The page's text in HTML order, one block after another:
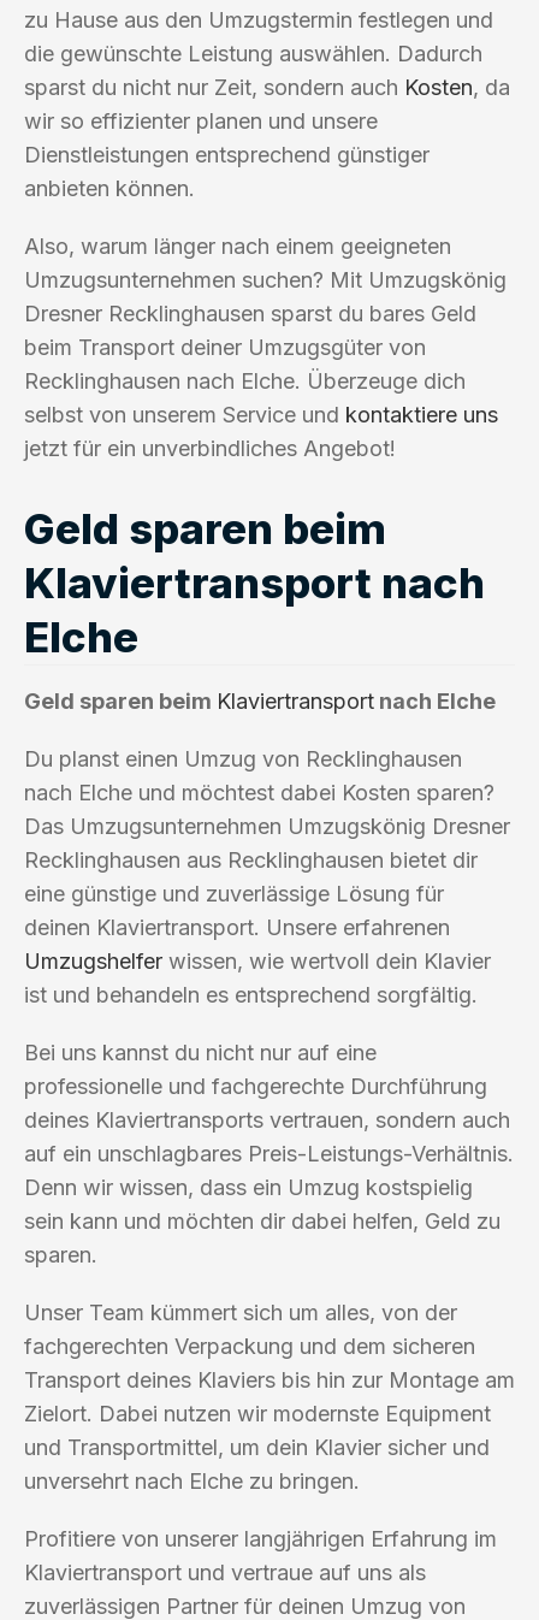
zu Hause aus den Umzugstermin festlegen und
die gewünschte Leistung auswählen. Dadurch
sparst du nicht nur Zeit, sondern auch Kosten, da
wir so effizienter planen und unsere
Dienstleistungen entsprechend günstiger
anbieten können.
Also, warum länger nach einem geeigneten
Umzugsunternehmen suchen? Mit Umzugskönig
Dresner Recklinghausen sparst du bares Geld
beim Transport deiner Umzugsgüter von
Recklinghausen nach Elche. Überzeuge dich
selbst von unserem Service und kontaktiere uns
jetzt für ein unverbindliches Angebot!
Geld sparen beim
Klaviertransport nach
Elche
Geld sparen beim Klaviertransport nach Elche
Du planst einen Umzug von Recklinghausen
nach Elche und möchtest dabei Kosten sparen?
Das Umzugsunternehmen Umzugskönig Dresner
Recklinghausen aus Recklinghausen bietet dir
eine günstige und zuverlässige Lösung für
deinen Klaviertransport. Unsere erfahrenen
Umzugshelfer wissen, wie wertvoll dein Klavier
ist und behandeln es entsprechend sorgfältig.
Bei uns kannst du nicht nur auf eine
professionelle und fachgerechte Durchführung
deines Klaviertransports vertrauen, sondern auch
auf ein unschlagbares Preis-Leistungs-Verhältnis.
Denn wir wissen, dass ein Umzug kostspielig
sein kann und möchten dir dabei helfen, Geld zu
sparen.
Unser Team kümmert sich um alles, von der
fachgerechten Verpackung und dem sicheren
Transport deines Klaviers bis hin zur Montage am
Zielort. Dabei nutzen wir modernste Equipment
und Transportmittel, um dein Klavier sicher und
unversehrt nach Elche zu bringen.
Profitiere von unserer langjährigen Erfahrung im
Klaviertransport und vertraue auf uns als
zuverlässigen Partner für deinen Umzug von